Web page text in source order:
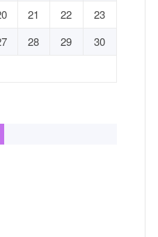
21 22
23
28 29
30